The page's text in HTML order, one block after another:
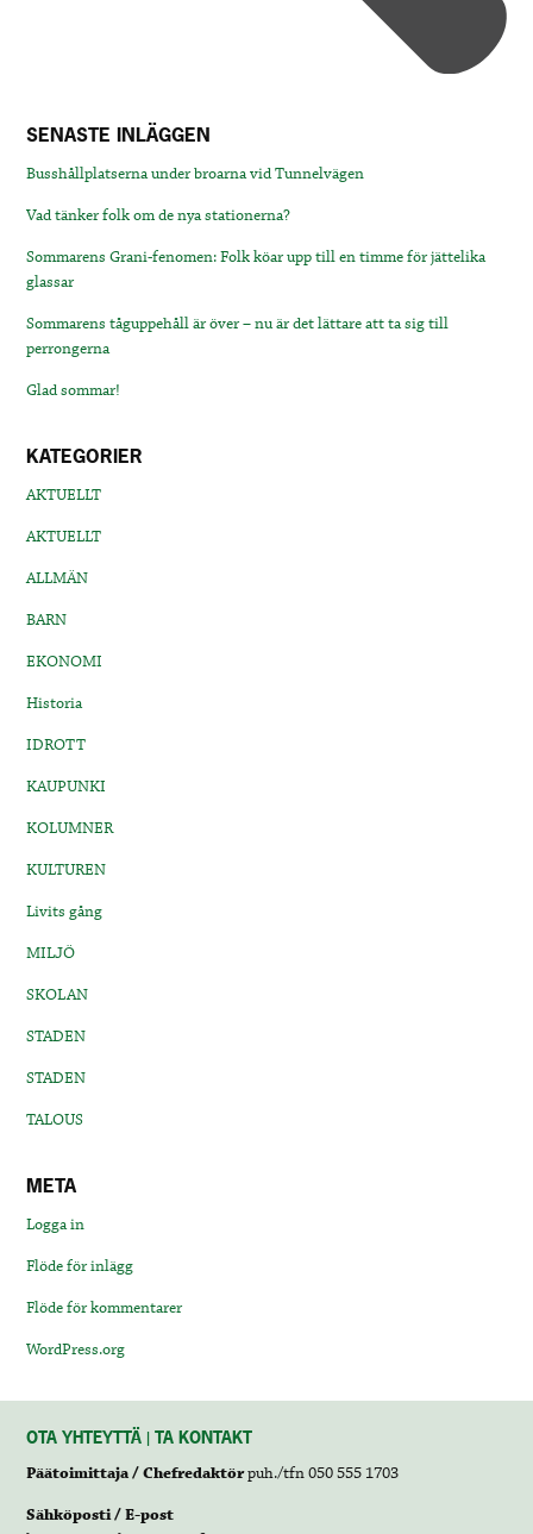
SENASTE INLÄGGEN
Busshållplatserna under broarna vid Tunnelvägen
Vad tänker folk om de nya stationerna?
Sommarens Grani-fenomen: Folk köar upp till en timme för jättelika
glassar
Sommarens tåguppehåll är över – nu är det lättare att ta sig till
perrongerna
Glad sommar!
KATEGORIER
AKTUELLT
AKTUELLT
ALLMÄN
BARN
EKONOMI
Historia
IDROTT
KAUPUNKI
KOLUMNER
KULTUREN
Livits gång
MILJÖ
SKOLAN
STADEN
STADEN
TALOUS
META
Logga in
Flöde för inlägg
Flöde för kommentarer
WordPress.org
OTA YHTEYTTÄ | TA KONTAKT
Päätoimittaja / Chefredaktörpuh./tfn 050 555 1703
Sähköposti / E-post